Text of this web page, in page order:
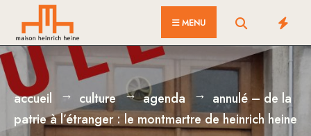
content
MENU
accueil culture agenda
annulé – de la
patrie à l’étranger : le montmartre de heinrich heine